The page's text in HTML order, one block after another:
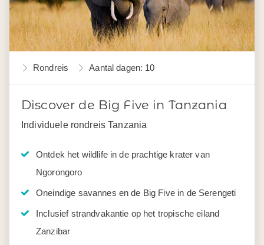
Rondreis Aantal dagen: 10
Discover de Big Five in Tanzania
Individuele rondreis Tanzania
Ontdek het wildlife in de prachtige krater van
Ngorongoro
Oneindige savannes en de Big Five in de Serengeti
Inclusief strandvakantie op het tropische eiland
Zanzibar